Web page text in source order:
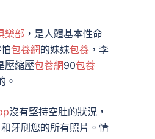
樂部 ，是人體基本性命
包養網的妹妹包養 ，李
壓縮壓包養網90包養
。
沒有堅持空肚的狀況，
牙刷您的所有照片。情